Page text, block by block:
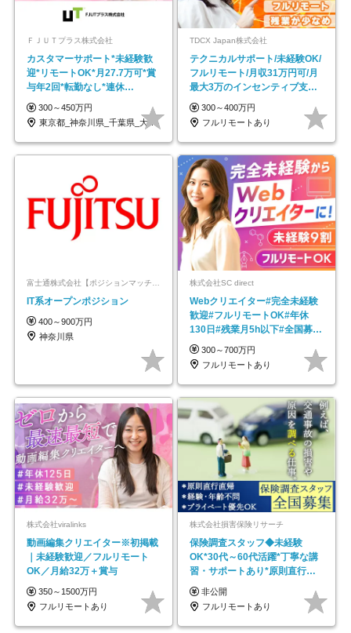
ＦＪＵＴプラス株式会社
カスタマーサポート*未経験歓
迎*リモートOK*月27.7万可*賞
与年2回*転勤なし*連休
OK/ZE010232
300～450万円
東京都_神奈川県_千葉県_大阪府_愛知県…
TDCX Japan株式会社
テクニカルサポート/未経験OK/
フルリモート/月収31万円可/月
最大3万のインセンティブ支給/
平均年齢33歳
300～400万円
フルリモートあり
IT系オープンポジション
400～900万円
神奈川県
株式会社SC direct
Webクリエイター#完全未経験
歓迎#フルリモートOK#年休
130日#残業月5h以下#全国募集
#最大1年の研修
300～700万円
フルリモートあり
株式会社viralinks
動画編集クリエイター※初掲載
｜未経験歓迎／フルリモート
OK／月給32万＋賞与
350～1500万円
フルリモートあり
株式会社損害保険リサーチ
保険調査スタッフ◆未経験
OK*30代～60代活躍*丁寧な講
習・サポートあり*原則直行直
帰／全国募集・業務委託
非公開
フルリモートあり